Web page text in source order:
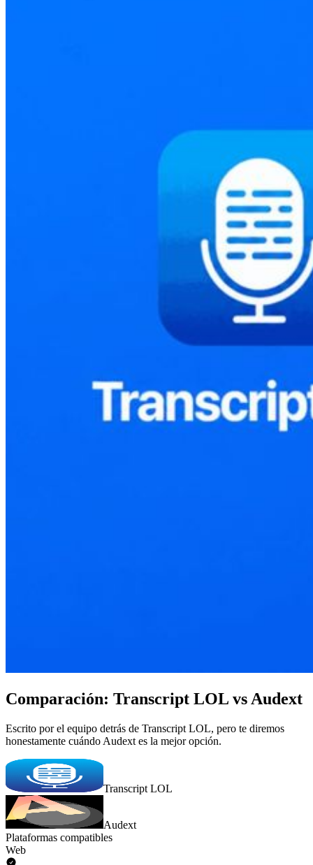
Comparación: Transcript LOL vs Audext
Escrito por el equipo detrás de Transcript LOL, pero te diremos
honestamente cuándo Audext es la mejor opción.
Transcript LOL
Audext
Plataformas compatibles
Web